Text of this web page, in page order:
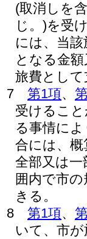
(取消しを
じ。)を受
には、当
となる金
旅費とし
7
第1項、
受けるこ
る事情に
合には、
全部又は
囲内で市
きる。
8
第1項、
いて、市